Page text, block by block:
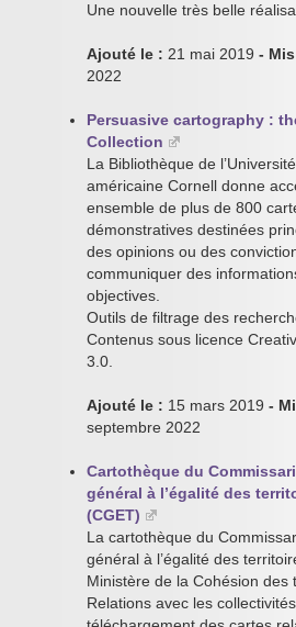
Une nouvelle très belle
Ajouté le : 21 mai 2019 -
2022
Persuasive cartography :
Collection
La Bibliothèque de
américaine Cornell donne
ensemble de plus de 800
démonstratives destinées
des opinions ou des
communiquer des
objectives.
Outils de filtrage des
Contenus sous licence
3.0.
Ajouté le : 15 mars 2019 -
septembre 2022
Cartothèque du
général à l’égalité des
(CGET)
La cartothèque du
général à l’égalité des
Ministère de la Cohésion des
Relations avec les